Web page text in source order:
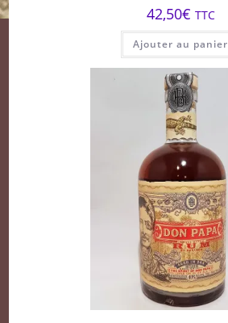
42,50€ TTC
Ajouter au panier